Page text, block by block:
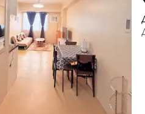
5, 49 отзива